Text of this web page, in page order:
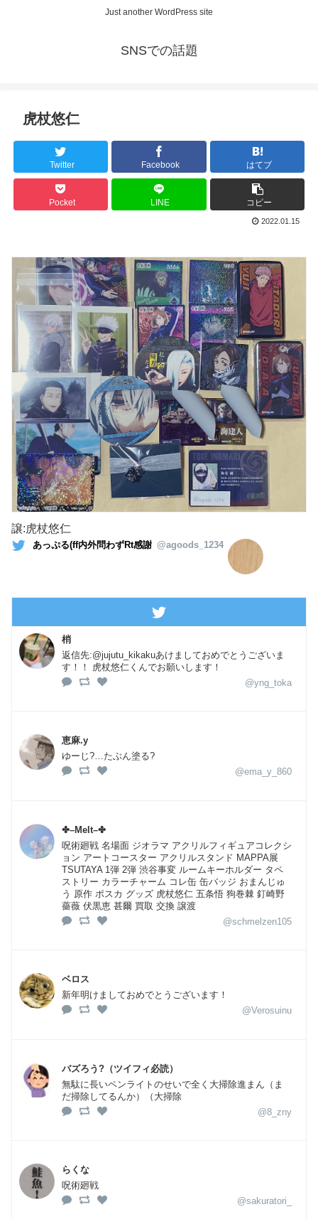
Just another WordPress site
SNSでの話題
虎杖悠仁
Twitter Facebook はてブ
Pocket LINE コピー
2022.01.15
譲:虎杖悠仁
あっぷる(ff内外問わずRt感謝 @agoods_1234
梢
返信先:@jujutu_kikakuあけましておめでとうございま
す！！ 虎杖悠仁くんでお願いします！
@yng_toka
恵麻.y
ゆーじ?…たぶん塗る?
@ema_y_860
✤–Melt–✤
呪術廻戦 名場面 ジオラマ アクリルフィギュアコレクシ
ョン アートコースター アクリルスタンド MAPPA展
TSUTAYA 1弾 2弾 渋谷事変 ルームキーホルダー タペ
ストリー カラーチャーム コレ缶 缶バッジ おまんじゅ
う 原作 ポスカ グッズ 虎杖悠仁 五条悟 狗巻棘 釘崎野
薔薇 伏黒恵 甚爾 買取 交換 譲渡
@schmelzen105
ベロス
新年明けましておめでとうございます！
@Verosuinu
バズろう?（ツイフィ必読）
無駄に長いペンライトのせいで全く大掃除進まん（ま
だ掃除してるんか）（大掃除
@8_zny
らくな
呪術廻戦
@sakuratori_